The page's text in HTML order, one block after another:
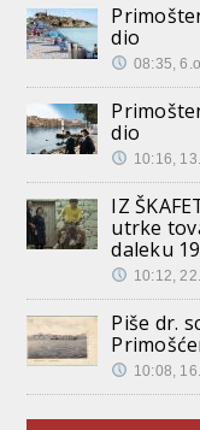
dio
08:35,
dio
10:16,
IZ
utrke
daleku
10:12,
Piše dr.
10:08,